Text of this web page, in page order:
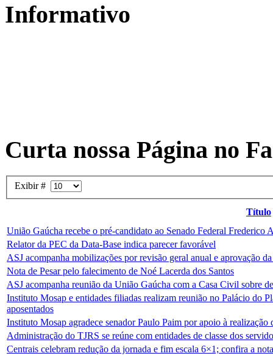
Informativo
Curta nossa Página no
Exibir #
Título
União Gaúcha recebe o pré-candidato ao Senado Federal Frederico
Relator da PEC da Data-Base indica parecer favorável
ASJ acompanha mobilizações por revisão geral anual e aprovação da
Nota de Pesar pelo falecimento de Noé Lacerda dos Santos
ASJ acompanha reunião da União Gaúcha com a Casa Civil sobre
Instituto Mosap e entidades filiadas realizam reunião no Palácio do
aposentados
Instituto Mosap agradece senador Paulo Paim por apoio à
Administração do TJRS se reúne com entidades de classe dos
Centrais celebram redução da jornada e fim escala 6×1; confira a nota